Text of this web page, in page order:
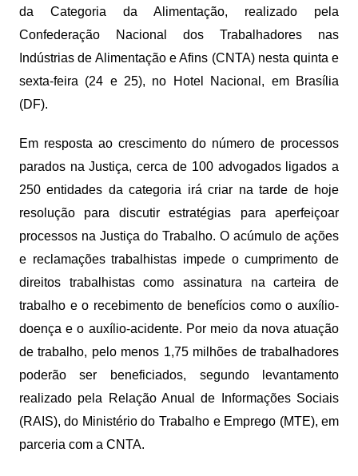
da Categoria da Alimentação, realizado pela
Confederação Nacional dos Trabalhadores nas
Indústrias de Alimentação e Afins (CNTA) nesta quinta e
sexta-feira (24 e 25), no Hotel Nacional, em Brasília
(DF).
Em resposta ao crescimento do número de processos
parados na Justiça, cerca de 100 advogados ligados a
250 entidades da categoria irá criar na tarde de hoje
resolução para discutir estratégias para aperfeiçoar
processos na Justiça do Trabalho. O acúmulo de ações
e reclamações trabalhistas impede o cumprimento de
direitos trabalhistas como assinatura na carteira de
trabalho e o recebimento de benefícios como o auxílio-
doença e o auxílio-acidente. Por meio da nova atuação
de trabalho, pelo menos 1,75 milhões de trabalhadores
poderão ser beneficiados, segundo levantamento
realizado pela Relação Anual de Informações Sociais
(RAIS), do Ministério do Trabalho e Emprego (MTE), em
parceria com a CNTA.